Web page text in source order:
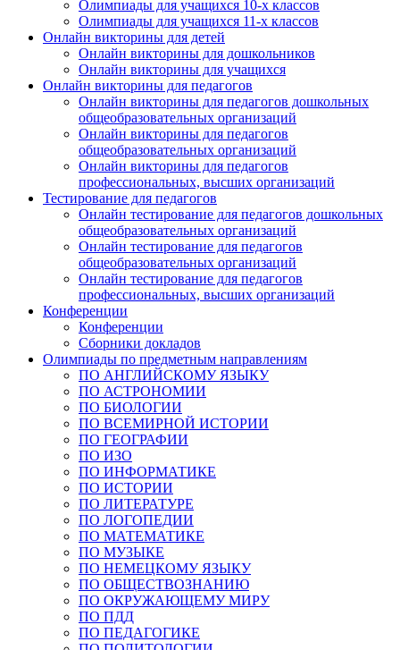
Олимпиады для учащихся 10-х классов
Олимпиады для учащихся 11-х классов
Онлайн викторины для детей
Онлайн викторины для дошкольников
Онлайн викторины для учащихся
Онлайн викторины для педагогов
Онлайн викторины для педагогов дошкольных
общеобразовательных организаций
Онлайн викторины для педагогов
общеобразовательных организаций
Онлайн викторины для педагогов
профессиональных, высших организаций
Тестирование для педагогов
Онлайн тестирование для педагогов дошкольных
общеобразовательных организаций
Онлайн тестирование для педагогов
общеобразовательных организаций
Онлайн тестирование для педагогов
профессиональных, высших организаций
Конференции
Конференции
Сборники докладов
Олимпиады по предметным направлениям
ПО АНГЛИЙСКОМУ ЯЗЫКУ
ПО АСТРОНОМИИ
ПО БИОЛОГИИ
ПО ВСЕМИРНОЙ ИСТОРИИ
ПО ГЕОГРАФИИ
ПО ИЗО
ПО ИНФОРМАТИКЕ
ПО ИСТОРИИ
ПО ЛИТЕРАТУРЕ
ПО ЛОГОПЕДИИ
ПО МАТЕМАТИКЕ
ПО МУЗЫКЕ
ПО НЕМЕЦКОМУ ЯЗЫКУ
ПО ОБЩЕСТВОЗНАНИЮ
ПО ОКРУЖАЮЩЕМУ МИРУ
ПО ПДД
ПО ПЕДАГОГИКЕ